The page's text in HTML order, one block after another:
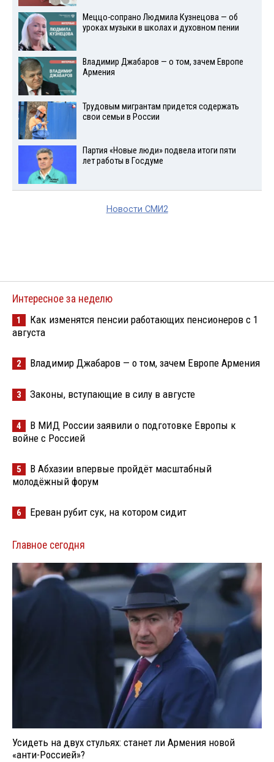
Меццо-сопрано Людмила Кузнецова — об
уроках музыки в школах и духовном пении
Владимир Джабаров — о том, зачем Европе
Армения
Трудовым мигрантам придется содержать
свои семьи в России
Партия «Новые люди» подвела итоги пяти
лет работы в Госдуме
Новости СМИ2
Интересное за неделю
1
Как изменятся пенсии работающих пенсионеров с 1
августа
2 Владимир Джабаров — о том, зачем Европе Армения
3 Законы, вступающие в силу в августе
4
В МИД России заявили о подготовке Европы к
войне с Россией
5
В Абхазии впервые пройдёт масштабный
молодёжный форум
6 Ереван рубит сук, на котором сидит
Главное сегодня
Усидеть на двух стульях: станет ли Армения новой
«анти-Россией»?